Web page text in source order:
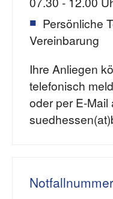
Persönliche
Vereinbarung
Ihre Anliegen
telefonisch
oder per E-Mail